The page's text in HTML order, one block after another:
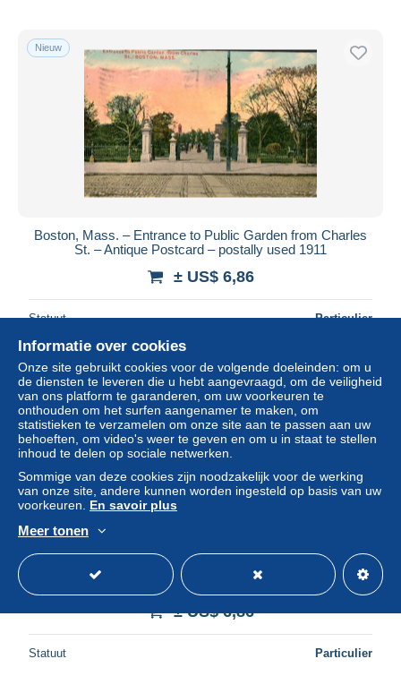
Nieuw
Boston, Mass. – Entrance to Public Garden from Charles
St. – Antique Postcard – postally used 1911
± US$ 6,86
Statuut Particulier
Nieuw
Boston, Mass. – Adams Square with Trolley and Clock
Tower – Antique Postcard – circulated 1906
± US$ 6,86
Statuut Particulier
Informatie over cookies
Onze site gebruikt cookies voor de volgende doeleinden: om u
de diensten te leveren die u hebt aangevraagd, om de veiligheid
van ons platform te garanderen, om uw voorkeuren te
onthouden om het surfen aangenamer te maken, om
statistieken te verzamelen om onze site aan te passen aan uw
behoeften, om video's weer te geven en om u in staat te stellen
inhoud te delen op sociale netwerken.
Sommige van deze cookies zijn noodzakelijk voor de werking
van onze site, andere kunnen worden ingesteld op basis van uw
voorkeuren. En savoir plus
Meer tonen